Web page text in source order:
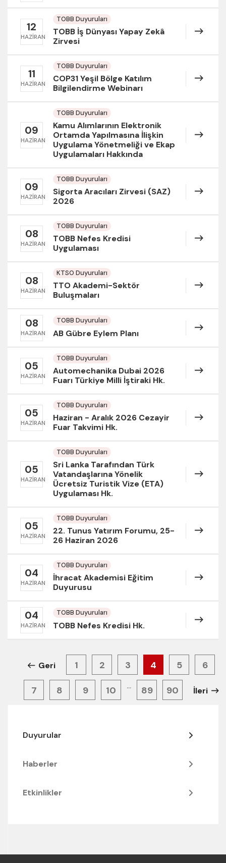
Duyurular
Haberler
Etkinlikler
12
HAZIRAN
TOBB Duyuruları
TOBB İş Dünyası Yapay Zekâ
Zirvesi
11
HAZIRAN
TOBB Duyuruları
COP31 Yeşil Bölge Katılım
Bilgilendirme Webinarı
09
HAZIRAN
TOBB Duyuruları
Kamu Alımlarının Elektronik
Ortamda Yapılmasına İlişkin
Uygulama Yönetmeliği ve Ekap
Uygulamaları Hakkında
09
HAZIRAN
TOBB Duyuruları
Sigorta Aracıları Zirvesi (SAZ)
2026
08
HAZIRAN
TOBB Duyuruları
TOBB Nefes Kredisi
Uygulaması
08
HAZIRAN
KTSO Duyuruları
TTO Akademi-Sektör
Buluşmaları
08
HAZIRAN
TOBB Duyuruları
AB Gübre Eylem Planı
05
HAZIRAN
TOBB Duyuruları
Automechanika Dubai 2026
Fuarı Türkiye Milli İştiraki Hk.
05
HAZIRAN
TOBB Duyuruları
Haziran - Aralık 2026 Cezayir
Fuar Takvimi Hk.
05
HAZIRAN
TOBB Duyuruları
Sri Lanka Tarafından Türk
Vatandaşlarına Yönelik
Ücretsiz Turistik Vize (ETA)
Uygulaması Hk.
05
HAZIRAN
TOBB Duyuruları
22. Tunus Yatırım Forumu, 25-
26 Haziran 2026
04
HAZIRAN
TOBB Duyuruları
İhracat Akademisi Eğitim
Duyurusu
04
HAZIRAN
TOBB Duyuruları
TOBB Nefes Kredisi Hk.
Geri 1 2 3 4 5 6
7 8 9 10 ... 89 90 İleri